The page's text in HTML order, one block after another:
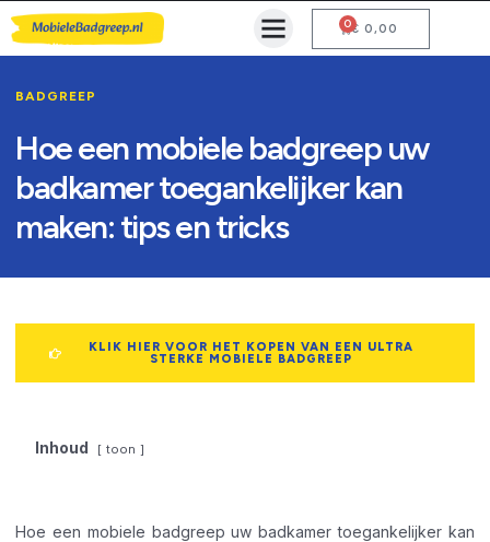
€ 0,00
0
BADGREEP
Hoe een mobiele badgreep uw
badkamer toegankelijker kan
maken: tips en tricks
KLIK HIER VOOR HET KOPEN VAN EEN ULTRA
STERKE MOBIELE BADGREEP
Inhoud toon
Hoe een mobiele badgreep uw badkamer toegankelijker kan